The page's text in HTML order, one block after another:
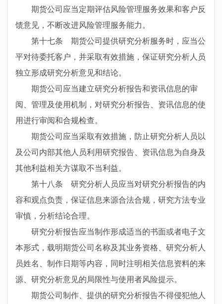
期货公司应当定期评估风险管理服务效果和客户反
馈意见，不断改进风险管理服务能力。
第十七条 期货公司提供研究分析服务时，应当公
平对待委托客户，并采取有效措施，保证研究分析人员
独立形成研究分析意见和结论。
期货公司应当建立研究分析报告和资讯信息的审
阅、管理及使用机制，对研究分析报告、资讯信息的使
用进行审阅和合规检查。
期货公司应当采取有效措施，防止研究分析人员以
及公司内部其他人员利用研究报告、资讯信息为自身及
其他利益相关方谋取不当利益。
第十八条 研究分析人员应当对研究分析报告的内
容和观点负责，保证信息来源合法合规，研究方法专业
审慎，分析结论合理。
研究分析报告应当制作形成适当的书面或者电子文
本形式，载明期货公司名称及其业务资格、研究分析人
员姓名、制作日期等内容，同时注明相关信息资料的来
源、研究分析意见的局限性与使用者风险提示。
期货公司制作、提供的研究分析报告不得侵犯他人